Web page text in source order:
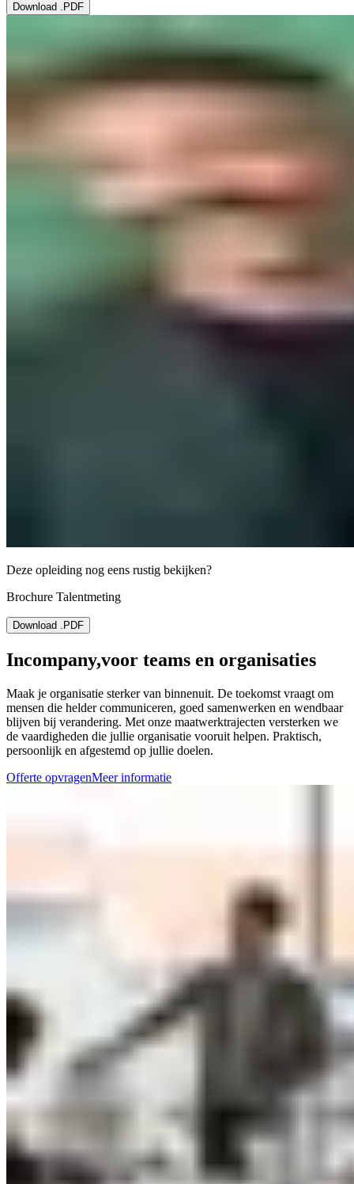
Download .PDF
Deze opleiding nog eens rustig bekijken?
Brochure Talentmeting
Download .PDF
Incompany,voor teams en organisaties
Maak je organisatie sterker van binnenuit. De toekomst vraagt om
mensen die helder communiceren, goed samenwerken en wendbaar
blijven bij verandering. Met onze maatwerktrajecten versterken we
de vaardigheden die jullie organisatie vooruit helpen. Praktisch,
persoonlijk en afgestemd op jullie doelen.
Offerte opvragenMeer informatie